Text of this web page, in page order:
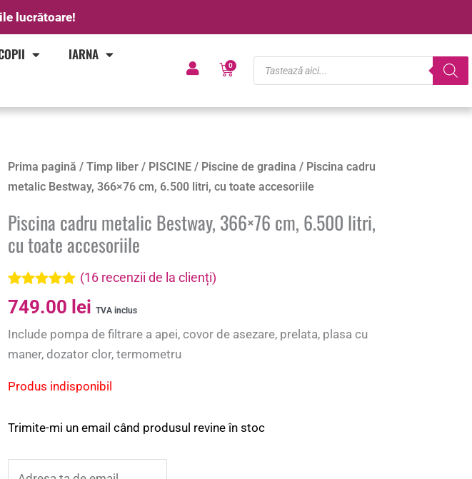
lucrătoare!
IARNA
0
Cart
Products
search
Prima pagină /Timp liber / PISCINE / Piscine de gradina / Piscina cadru
metalic Bestway, 366×76 cm, 6.500 litri, cu toate accesoriile
Piscina cadru metalic Bestway, 366×76 cm, 6.500 litri,
cu toate accesoriile
Evaluat la
4.94din 5 pe
16
evaluări de
la clienți
(16 recenzii de la clienți)
749.00 lei TVA inclus
Include pompa de filtrare a apei, covor de asezare, prelata, plasa cu
maner, dozator clor, termometru
Produs indisponibil
Trimite-mi un email când produsul revine în stoc